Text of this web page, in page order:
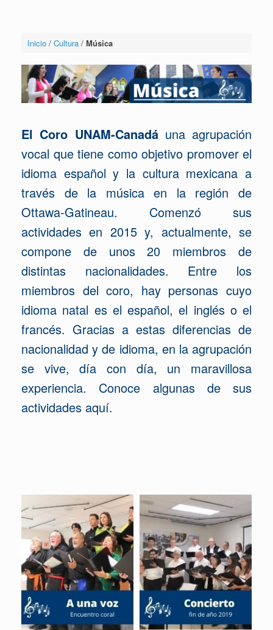
Inicio/ Cultura/ Música
El Coro UNAM-Canadáuna agrupación
vocal que tiene como objetivo promover el
idioma español y la cultura mexicana a
través de la música en la región de
Ottawa-Gatineau. Comenzó sus
actividades en 2015 y, actualmente, se
compone de unos 20 miembros de
distintas nacionalidades. Entre los
miembros del coro, hay personas cuyo
idioma natal es el español, el inglés o el
francés. Gracias a estas diferencias de
nacionalidad y de idioma, en la agrupación
se vive, día con día, un maravillosa
experiencia. Conoce algunas de sus
actividades aquí.